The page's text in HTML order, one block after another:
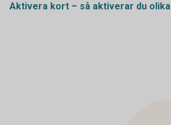
Aktivera kort – så aktiverar du olika